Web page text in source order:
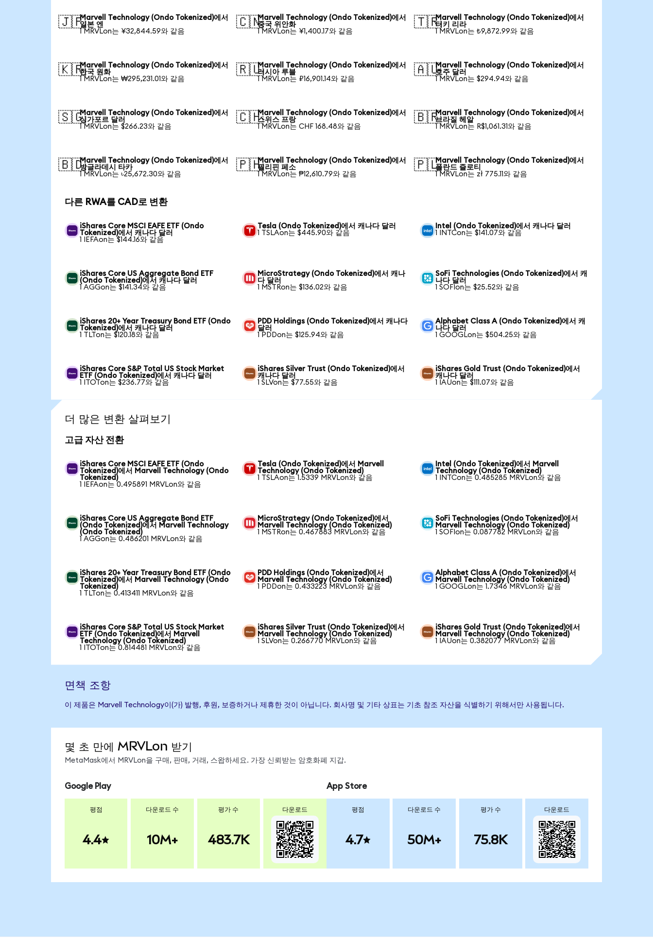
🇯🇵Marvell Technology (Ondo Tokenized)에서
일본 엔
1 MRVLon는 ¥32,844.59와 같음
🇨🇳Marvell Technology (Ondo Tokenized)에서
중국 위안화
1 MRVLon는 ¥1,400.17와 같음
🇹🇷Marvell Technology (Ondo Tokenized)에서
터키 리라
1 MRVLon는 ₺9,872.99와 같음
🇰🇷Marvell Technology (Ondo Tokenized)에서
한국 원화
1 MRVLon는 ₩295,231.01와 같음
🇷🇺Marvell Technology (Ondo Tokenized)에서
러시아 루블
1 MRVLon는 ₽16,901.14와 같음
🇦🇺Marvell Technology (Ondo Tokenized)에서
호주 달러
1 MRVLon는 $294.94와 같음
🇸🇬Marvell Technology (Ondo Tokenized)에서
싱가포르 달러
1 MRVLon는 $266.23와 같음
🇨🇭Marvell Technology (Ondo Tokenized)에서
스위스 프랑
1 MRVLon는 CHF 168.48와 같음
🇧🇷Marvell Technology (Ondo Tokenized)에서
브라질 헤알
1 MRVLon는 R$1,061.31와 같음
🇧🇩Marvell Technology (Ondo Tokenized)에서
방글라데시 타카
1 MRVLon는 ৳25,672.30와 같음
🇵🇭Marvell Technology (Ondo Tokenized)에서
필리핀 페소
1 MRVLon는 ₱12,610.79와 같음
🇵🇱Marvell Technology (Ondo Tokenized)에서
폴란드 즐로티
1 MRVLon는 zł 775.11와 같음
다른 RWA를 CAD로 변환
iShares Core MSCI EAFE ETF (Ondo
Tokenized)에서 캐나다 달러
1 IEFAon는 $144.16와 같음
Tesla (Ondo Tokenized)에서 캐나다 달러
1 TSLAon는 $445.90와 같음
Intel (Ondo Tokenized)에서 캐나다 달러
1 INTCon는 $141.07와 같음
iShares Core US Aggregate Bond ETF
(Ondo Tokenized)에서 캐나다 달러
1 AGGon는 $141.34와 같음
MicroStrategy (Ondo Tokenized)에서 캐나
다 달러
1 MSTRon는 $136.02와 같음
SoFi Technologies (Ondo Tokenized)에서 캐
나다 달러
1 SOFIon는 $25.52와 같음
iShares 20+ Year Treasury Bond ETF (Ondo
Tokenized)에서 캐나다 달러
1 TLTon는 $120.18와 같음
PDD Holdings (Ondo Tokenized)에서 캐나다
달러
1 PDDon는 $125.94와 같음
Alphabet Class A (Ondo Tokenized)에서 캐
나다 달러
1 GOOGLon는 $504.25와 같음
iShares Core S&P Total US Stock Market
ETF (Ondo Tokenized)에서 캐나다 달러
1 ITOTon는 $236.77와 같음
iShares Silver Trust (Ondo Tokenized)에서
캐나다 달러
1 SLVon는 $77.55와 같음
iShares Gold Trust (Ondo Tokenized)에서
캐나다 달러
1 IAUon는 $111.07와 같음
더 많은 변환 살펴보기
고급 자산 전환
iShares Core MSCI EAFE ETF (Ondo
Tokenized)에서 Marvell Technology (Ondo
Tokenized)
1 IEFAon는 0.495891 MRVLon와 같음
Tesla (Ondo Tokenized)에서 Marvell
Technology (Ondo Tokenized)
1 TSLAon는 1.5339 MRVLon와 같음
Intel (Ondo Tokenized)에서 Marvell
Technology (Ondo Tokenized)
1 INTCon는 0.485285 MRVLon와 같음
iShares Core US Aggregate Bond ETF
(Ondo Tokenized)에서 Marvell Technology
(Ondo Tokenized)
1 AGGon는 0.486201 MRVLon와 같음
MicroStrategy (Ondo Tokenized)에서
Marvell Technology (Ondo Tokenized)
1 MSTRon는 0.467883 MRVLon와 같음
SoFi Technologies (Ondo Tokenized)에서
Marvell Technology (Ondo Tokenized)
1 SOFIon는 0.087782 MRVLon와 같음
iShares 20+ Year Treasury Bond ETF (Ondo
Tokenized)에서 Marvell Technology (Ondo
Tokenized)
1 TLTon는 0.413411 MRVLon와 같음
PDD Holdings (Ondo Tokenized)에서
Marvell Technology (Ondo Tokenized)
1 PDDon는 0.433223 MRVLon와 같음
Alphabet Class A (Ondo Tokenized)에서
Marvell Technology (Ondo Tokenized)
1 GOOGLon는 1.7346 MRVLon와 같음
iShares Core S&P Total US Stock Market
ETF (Ondo Tokenized)에서 Marvell
Technology (Ondo Tokenized)
1 ITOTon는 0.814481 MRVLon와 같음
iShares Silver Trust (Ondo Tokenized)에서
Marvell Technology (Ondo Tokenized)
1 SLVon는 0.266770 MRVLon와 같음
iShares Gold Trust (Ondo Tokenized)에서
Marvell Technology (Ondo Tokenized)
1 IAUon는 0.382077 MRVLon와 같음
면책 조항
이 제품은 Marvell Technology이(가) 발행, 후원, 보증하거나 제휴한 것이 아닙니다. 회사명 및 기타 상표는 기초 참조 자산을 식별하기 위해서만 사용됩니다.
몇 초 만에 MRVLon 받기
MetaMask에서 MRVLon을 구매, 판매, 거래, 스왑하세요. 가장 신뢰받는 암호화폐 지갑.
Google Play
평점
4.4
다운로드 수
10M+
평가 수
483.7K
다운로드
App Store
평점
4.7
다운로드 수
50M+
평가 수
75.8K
다운로드